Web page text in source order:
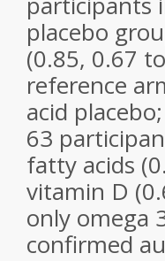
placebo
(0.85, 0.67
reference
acid
63
fatty acids
vitamin D
only omega
confirmed